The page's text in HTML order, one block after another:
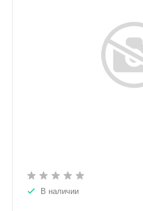
В наличии